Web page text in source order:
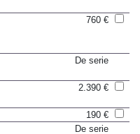
760 €
De serie
2.390 €
190 €
De serie